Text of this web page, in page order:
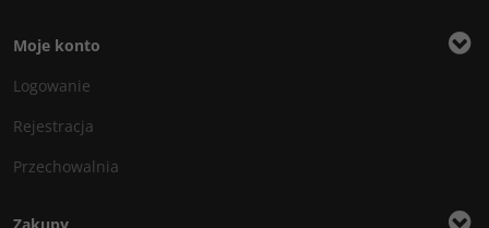
Moje konto
Logowanie
Rejestracja
Przechowalnia